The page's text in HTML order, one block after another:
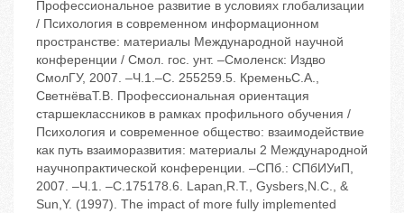
Профессиональное развитие в условиях глобализации
/ Психология в современном информационном
пространстве: материалы Международной научной
конференции / Смол. гос. унт. –Смоленск: Издво
СмолГУ, 2007. –Ч.1.–С. 255259.5. КременьС.А.,
СветнёваТ.В. Профессиональная ориентация
старшеклассников в рамках профильного обучения /
Психология и современное общество: взаимодействие
как путь взаиморазвития: материалы 2 Международной
научнопрактической конференции. –СПб.: СПбИУиП,
2007. –Ч.1. –С.175178.6. Lapan,R.T., Gysbers,N.C., &
Sun,Y. (1997). The impact of more fully implemented